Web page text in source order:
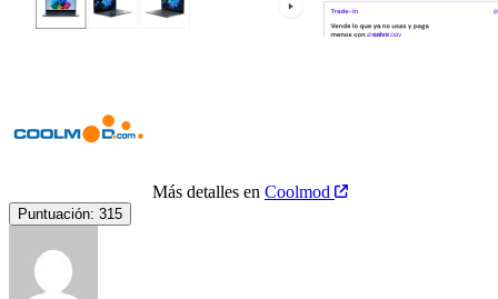
Más detalles en Coolmod
Puntuación: 315